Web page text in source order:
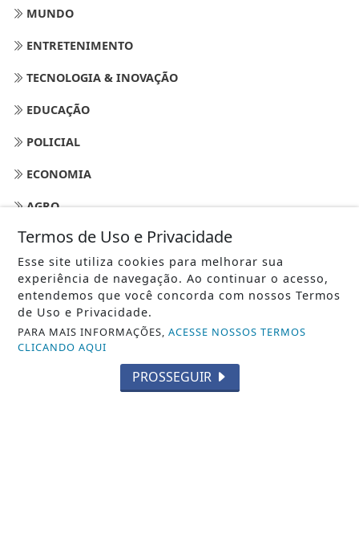
MUNDO
ENTRETENIMENTO
TECNOLOGIA & INOVAÇÃO
EDUCAÇÃO
POLICIAL
ECONOMIA
AGRO
JUSTIÇA
SAÚDE
CONTEÚDO PATROCINADO
ESPORTES
CÂMARA DOS DEPUTADOS
Termos de Uso e Privacidade
Esse site utiliza cookies para melhorar sua
experiência de navegação. Ao continuar o acesso,
entendemos que você concorda com nossos Termos
de Uso e Privacidade.
PARA MAIS INFORMAÇÕES,ACESSE NOSSOS TERMOS
CLICANDO AQUI
PROSSEGUIR